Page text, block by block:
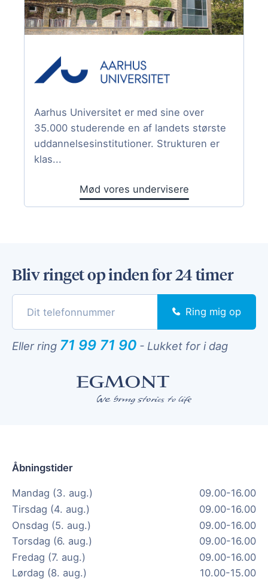
Aarhus Universitet er med sine over
35.000 studerende en af landets største
uddannelsesinstitutioner. Strukturen er
klas...
Mød vores undervisere
Bliv ringet op inden for 24 timer
Ring mig op
Eller ring 71 99 71 90 - Lukket for i dag
Åbningstider
Mandag (3. aug.)
09.00-16.00
Tirsdag (4. aug.)
09.00-16.00
Onsdag (5. aug.)
09.00-16.00
Torsdag (6. aug.)
09.00-16.00
Fredag (7. aug.)
09.00-16.00
Lørdag (8. aug.)
10.00-15.00